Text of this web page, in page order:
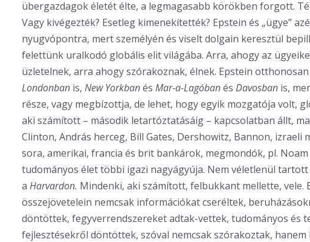
übergazdagok életét élte, a legmagasabb körökben forgott.
Vagy kivégezték? Esetleg kimenekítették? Epstein és „ügye”
nyugvópontra, mert személyén és viselt dolgain keresztül
felettünk uralkodó globális elit világába. Arra, ahogy az
üzletelnek, arra ahogy szórakoznak, élnek. Epstein
Londonban is, New Yorkbanés Mar-a-Lagóbanés Davosban is,
része, vagy megbízottja, de lehet, hogy egyik mozgatója volt,
aki számított – második letartóztatásáig – kapcsolatban állt,
Clinton, András herceg, Bill Gates, Dershowitz, Bannon, izraeli
sora, amerikai, francia és brit bankárok, megmondók, pl. Noam
tudományos élet többi igazi nagyágyúja. Nem véletlenül
a Harvardon. Mindenki, aki számított, felbukkant mellette, vele.
összejövetelein nemcsak információkat cseréltek,
döntöttek, fegyverrendszereket adtak-vettek, tudományos és
fejlesztésekről döntöttek, szóval nemcsak szórakoztak,